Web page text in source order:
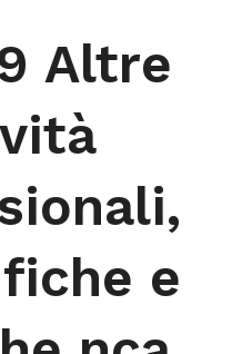
Altre
e